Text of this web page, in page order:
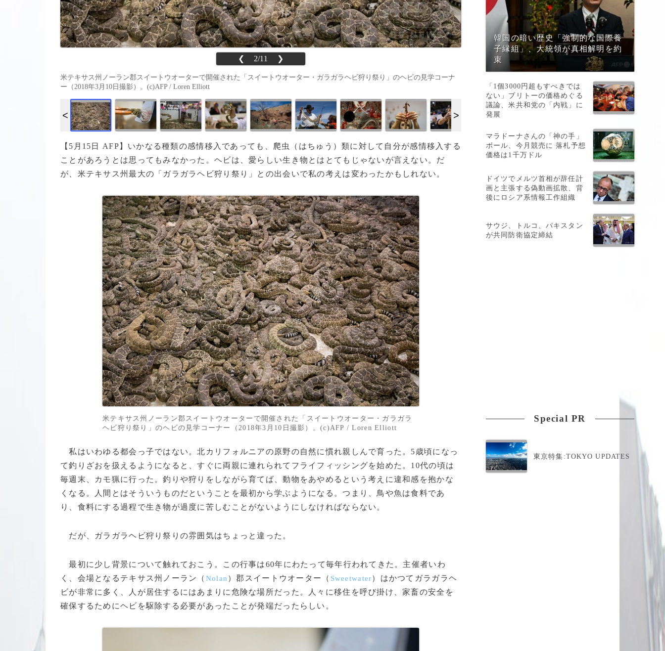
❮ 2/11 ❯
米テキサス州ノーラン郡スイートウオーターで開催された「スイートウオーター・ガラガラヘビ狩り祭り」のヘビの見学コーナ
ー（2018年3月10日撮影）。(c)AFP / Loren Elliott
【5月15日 AFP】いかなる種類の感情移入であっても、爬虫（はちゅう）類に対して自分が感情移入する
ことがあろうとは思ってもみなかった。ヘビは、愛らしい生き物とはとてもじゃないが言えない。だ
が、米テキサス州最大の「ガラガラヘビ狩り祭り」との出会いで私の考えは変わったかもしれない。
米テキサス州ノーラン郡スイートウオーターで開催された「スイートウオーター・ガラガラ
ヘビ狩り祭り」のヘビの見学コーナー（2018年3月10日撮影）。(c)AFP / Loren Elliott
私はいわゆる都会っ子ではない。北カリフォルニアの原野の自然に慣れ親しんで育った。5歳頃になっ
て釣りざおを扱えるようになると、すぐに両親に連れられてフライフィッシングを始めた。10代の頃は
毎週末、カモ猟に行った。釣りや狩りをしながら育てば、動物をあやめるという考えに違和感を抱かな
くなる。人間とはそういうものだということを最初から学ぶようになる。つまり、鳥や魚は食料であ
り、食料にする過程で生き物が過度に苦しむことがないようにしなければならない。
だが、ガラガラヘビ狩り祭りの雰囲気はちょっと違った。
最初に少し背景について触れておこう。この行事は60年にわたって毎年行われてきた。主催者いわ
く、会場となるテキサス州ノーラン（ Nolan ）郡スイートウオーター（ Sweetwater）はかつてガラガラヘ
ビが非常に多く、人が居住するにはあまりに危険な場所だった。人々に移住を呼び掛け、家畜の安全を
確保するためにヘビを駆除する必要があったことが発端だったらしい。
韓国の暗い歴史「強制的な国際養
子縁組」、大統領が真相解明を約
束
「1個3000円超もすべきでは
ない」ブリトーの価格めぐる
議論、米共和党の「内戦」に
発展
マラドーナさんの「神の手」
ボール、今月競売に 落札予想
価格は1千万ドル
ドイツでメルツ首相が辞任計
画と主張する偽動画拡散、背
後にロシア系情報工作組織
サウジ、トルコ、パキスタン
が共同防衛協定締結
Special PR
東京特集:TOKYO UPDATES